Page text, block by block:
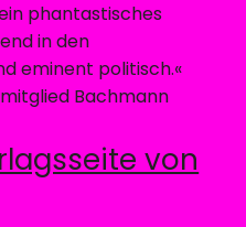
phantastisches
in den
eminent politisch.«
Bachmann
von